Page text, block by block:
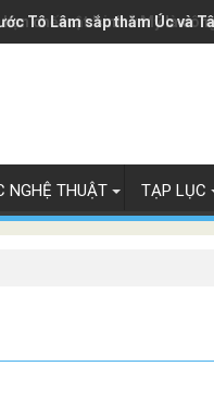
chế luật 'sinh ở Mỹ là
Tô Lâm sắp thăm Úc và
NGHỆ THUẬT TẠP LỤC